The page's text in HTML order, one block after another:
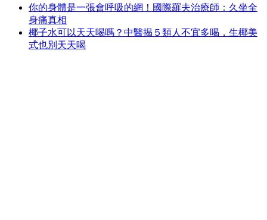
你的身體是一張會呼吸的網！國際羅夫治療師：久坐全
身痛真相
椰子水可以天天喝嗎？中醫揭５類人不宜多喝，生椰美
式也別天天喝